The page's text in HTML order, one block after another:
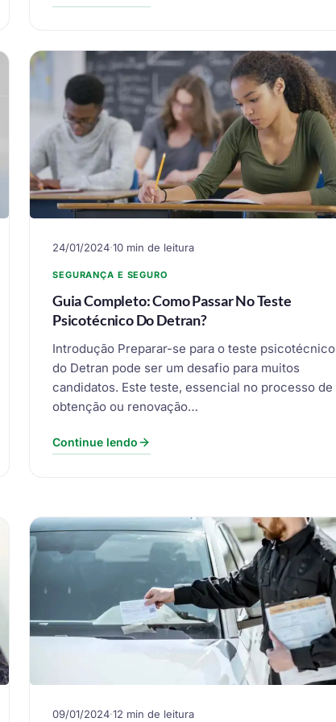
24/01/2024·10 min de leitura
SEGURANÇA E SEGURO
Guia Completo: Como Passar No Teste
Psicotécnico Do Detran?
Introdução Preparar-se para o teste psicotécnico
do Detran pode ser um desafio para muitos
candidatos. Este teste, essencial no processo de
obtenção ou renovação…
Continue lendo
09/01/2024·12 min de leitura